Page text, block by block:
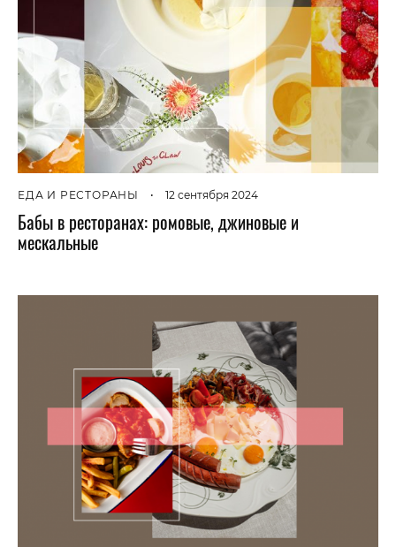
ЕДА И РЕСТОРАНЫ • 12 сентября 2024
Бабы в ресторанах: ромовые, джиновые и
мескальные